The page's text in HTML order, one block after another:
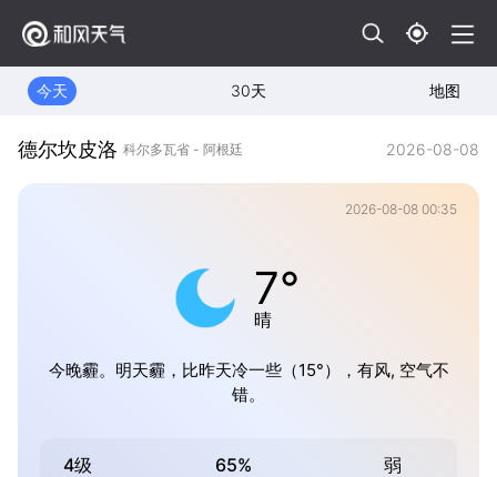
今天 30天 地图
德尔坎皮洛 科尔多瓦省 - 阿根廷 2026-08-08
2026-08-08 00:35
7°
晴
今晚霾。明天霾，比昨天冷一些（15°），有风, 空气不
错。
4级 65% 弱